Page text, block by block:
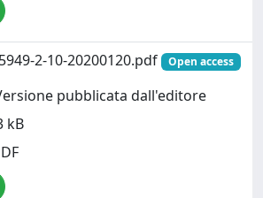
2-10-20200120.pdf Open access
pubblicata dall'editore
kB